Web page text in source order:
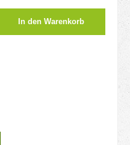
In den Warenkorb